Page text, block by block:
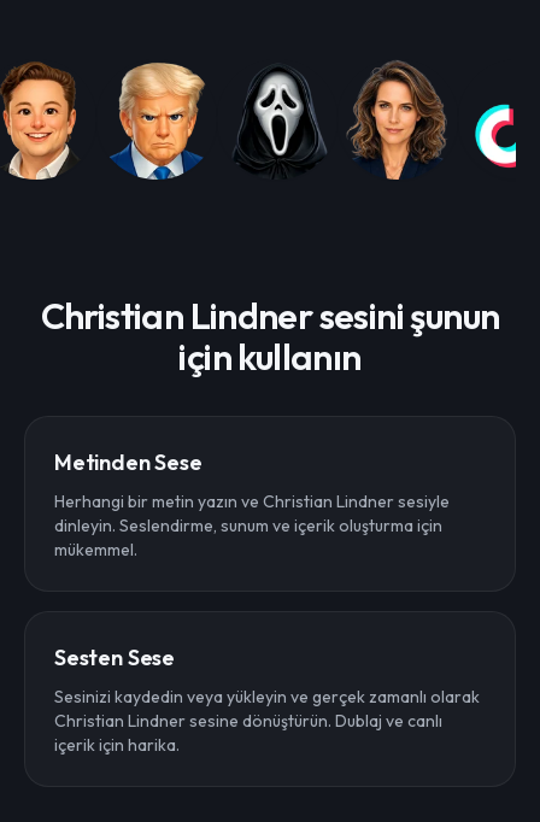
Christian Lindner sesini şunun
için kullanın
Metinden Sese
Herhangi bir metin yazın ve Christian Lindner sesiyle
dinleyin. Seslendirme, sunum ve içerik oluşturma için
mükemmel.
Sesten Sese
Sesinizi kaydedin veya yükleyin ve gerçek zamanlı olarak
Christian Lindner sesine dönüştürün. Dublaj ve canlı
içerik için harika.